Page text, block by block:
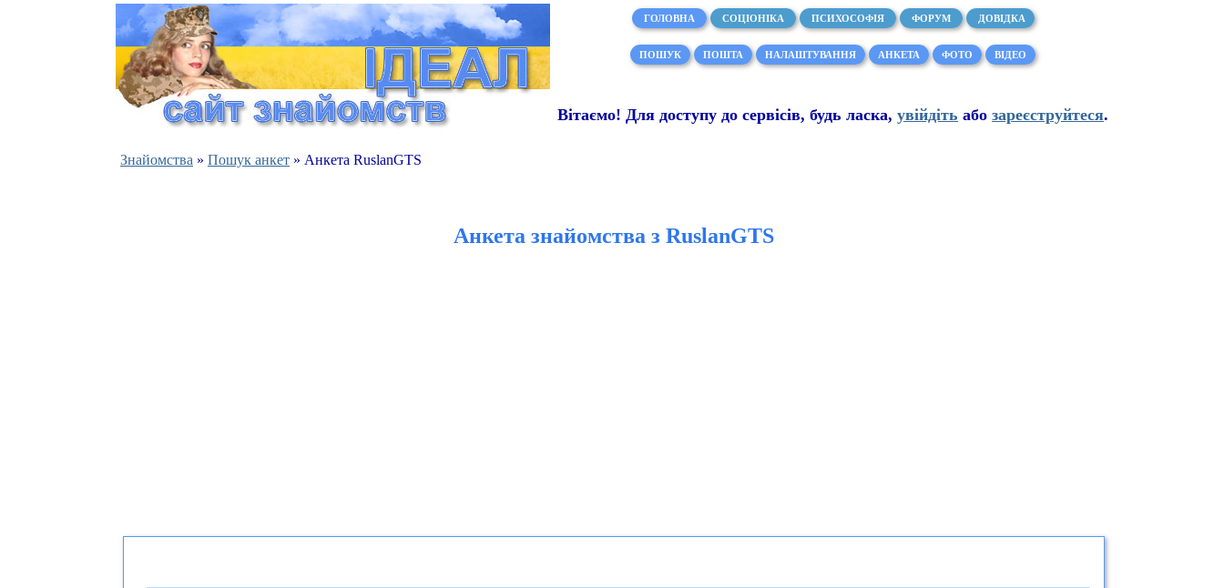
ГОЛОВНА СОЦІОНІКА ПСИХОСОФІЯ ФОРУМ ДОВІДКА
ПОШУК ПОШТА НАЛАШТУВАННЯ АНКЕТА ФОТО ВІДЕО
Вітаємо! Для доступу до сервісів, будь ласка, увійдіть або зареєструйтеся.
Знайомства » Пошук анкет » Анкета RuslanGTS
Анкета знайомства з RuslanGTS